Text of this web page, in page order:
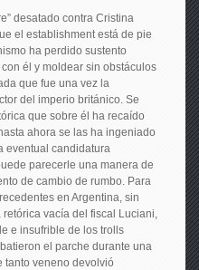
desatado contra Cristina
el establishment está de pie
ha perdido sustento
él y moldear sin obstáculos
que fue una vez la
del imperio británico. Se
que sobre él ha recaído
ahora se las ha ingeniado
eventual candidatura
parecerle una manera de
de cambio de rumbo. Para
en Argentina, sin
vacía del fiscal Luciani,
e insufrible de los trolls
el parche durante una
tanto veneno devolvió